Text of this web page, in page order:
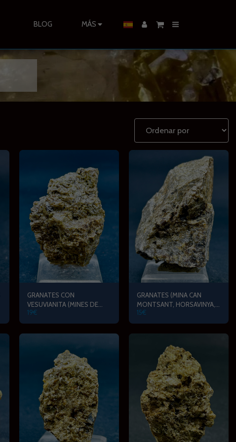
BLOG MÁS
GRANATES CON
VESUVIANITA (MINES DE
CAN MONTSANT,
HORTSAVINYA)
19€
GRANATES (MINA CAN
MONTSANT, HORSAVINYA,
TORDERA)
15€